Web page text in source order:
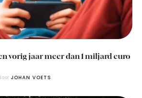
vorig jaar meer dan 1 miljard euro
JOHAN VOETS